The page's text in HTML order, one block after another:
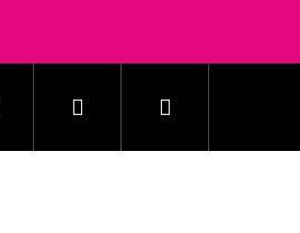
Accessori Nuovo
Accesso Carrello